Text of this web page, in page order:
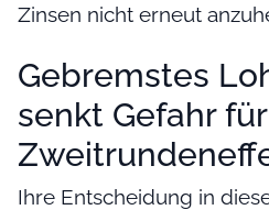
Zinsen nicht erneut
Gebremstes
senkt Gefahr für
Ihre Entscheidung in